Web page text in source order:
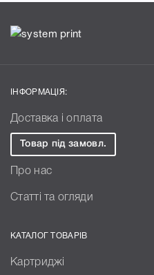
ІНФОРМАЦІЯ:
Доставка і оплата
Товар під замовл.
Про нас
Статті та огляди
КАТАЛОГ ТОВАРІВ
Картриджі